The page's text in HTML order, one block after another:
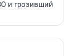
и грозивший